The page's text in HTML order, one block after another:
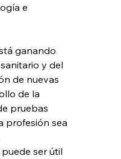
e
ganando
y del
de nuevas
de la
pruebas
profesión sea
ser útil